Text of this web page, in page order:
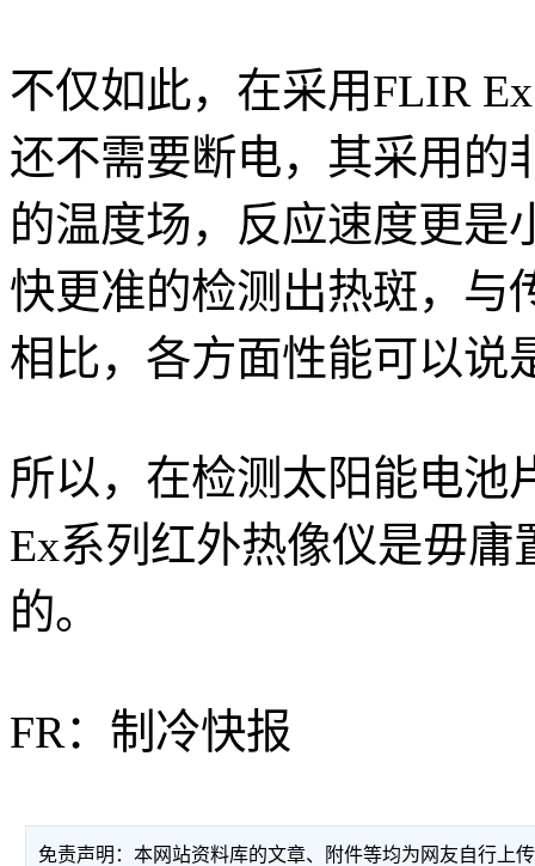
不仅如此，在采用FLIR
还不需要断电，其采用的
的温度场，反应速度更是
快更准的检测出热斑，与
相比，各方面性能可以说
所以，在检测太阳能电池
Ex系列红外热像仪是毋
的。
FR：制冷快报
免责声明：本网站资料库的文章、附件等均为网友自行上